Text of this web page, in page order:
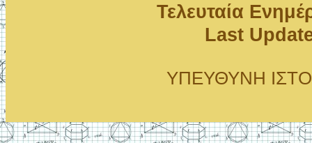
Τελευταία
Last
ΥΠΕΥΘΥΝΗ